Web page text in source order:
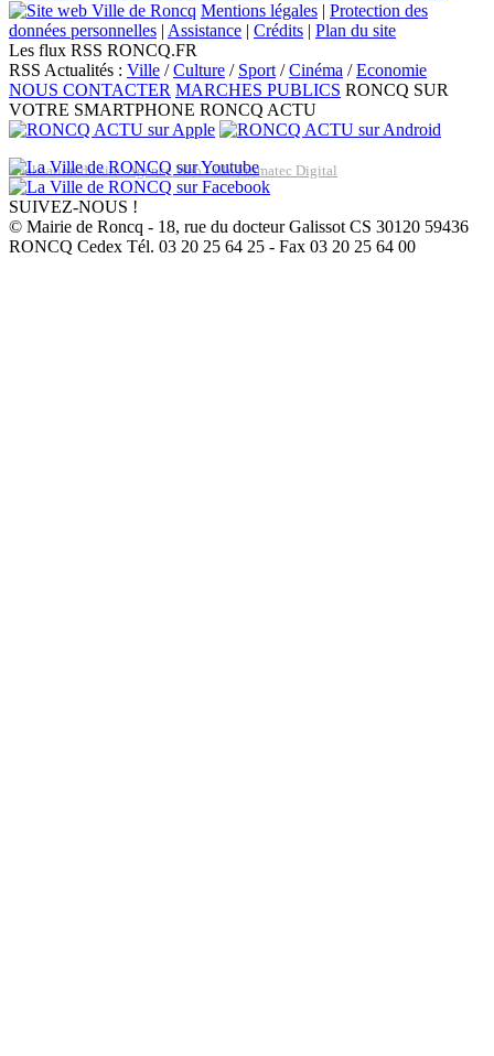
Mentions légales | Protection des
données personnelles | Assistance | Crédits | Plan du site
Les flux RSS RONCQ.FR
RSS Actualités : Ville /Culture / Sport /Cinéma /Economie
NOUS CONTACTER MARCHES PUBLICS RONCQ SUR
VOTRE SMARTPHONE RONCQ ACTU
Réalisation du site: Agence Web Lille Promatec Digital
SUIVEZ-NOUS !
© Mairie de Roncq - 18, rue du docteur Galissot CS 30120 59436
RONCQ Cedex Tél. 03 20 25 64 25 - Fax 03 20 25 64 00